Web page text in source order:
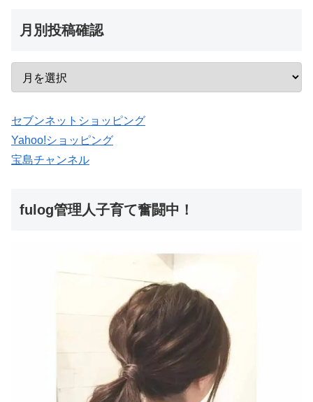
月別投稿確認
セブンネットショッピング
Yahoo!ショッピング
宝島チャンネル
fulog管理人子育て奮闘中！